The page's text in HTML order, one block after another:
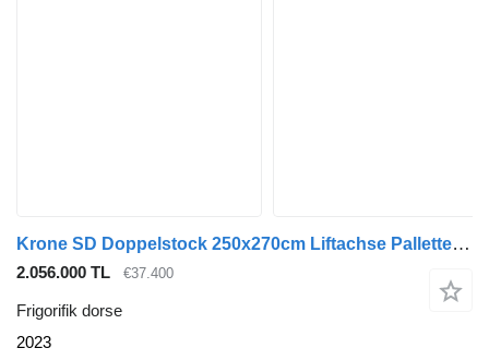
Krone SD Doppelstock 250x270cm Liftachse Pallettenkasten
2.056.000 TL €37.400
Frigorifik dorse
2023